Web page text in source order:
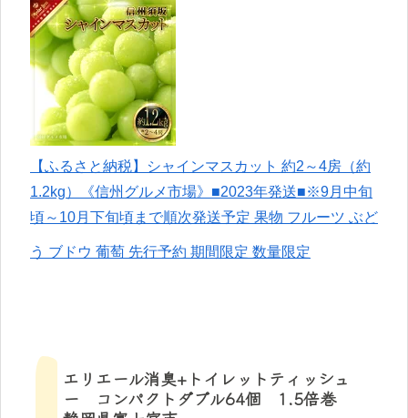
【ふるさと納税】シャインマスカット 約2～4房（約
1.2kg）《信州グルメ市場》■2023年発送■※9月中旬
頃～10月下旬頃まで順次発送予定 果物 フルーツ ぶど
う ブドウ 葡萄 先行予約 期間限定 数量限定
エリエール消臭+トイレットティッシュ
ー コンパクトダブル64個 1.5倍巻